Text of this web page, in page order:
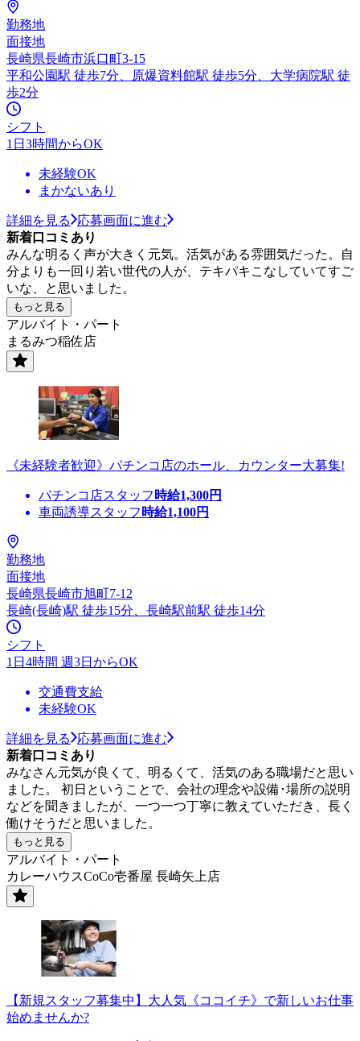
勤務地
面接地
長崎県長崎市浜口町3-15
平和公園駅 徒歩7分、原爆資料館駅 徒歩5分、大学病院駅 徒
歩2分
シフト
1日3時間からOK
未経験OK
まかないあり
詳細を見る
応募画面に進む
新着口コミあり
みんな明るく声が大きく元気。活気がある雰囲気だった。自
分よりも一回り若い世代の人が、テキパキこなしていてすご
いな、と思いました。
もっと見る
アルバイト・パート
まるみつ稲佐店
《未経験者歓迎》パチンコ店のホール、カウンター大募集!
パチンコ店スタッフ 時給1,300円
車両誘導スタッフ 時給1,100円
勤務地
面接地
長崎県長崎市旭町7-12
長崎(長崎)駅 徒歩15分、長崎駅前駅 徒歩14分
シフト
1日4時間 週3日からOK
交通費支給
未経験OK
詳細を見る
応募画面に進む
新着口コミあり
みなさん元気が良くて、明るくて、活気のある職場だと思い
ました。 初日ということで、会社の理念や設備･場所の説明
などを聞きましたが、一つ一つ丁寧に教えていただき、長く
働けそうだと思いました。
もっと見る
アルバイト・パート
カレーハウスCoCo壱番屋 長崎矢上店
【新規スタッフ募集中】大人気《ココイチ》で新しいお仕事
始めませんか?